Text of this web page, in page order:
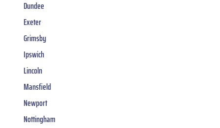
Dundee
Exeter
Grimsby
Ipswich
Lincoln
Mansfield
Newport
Nottingham